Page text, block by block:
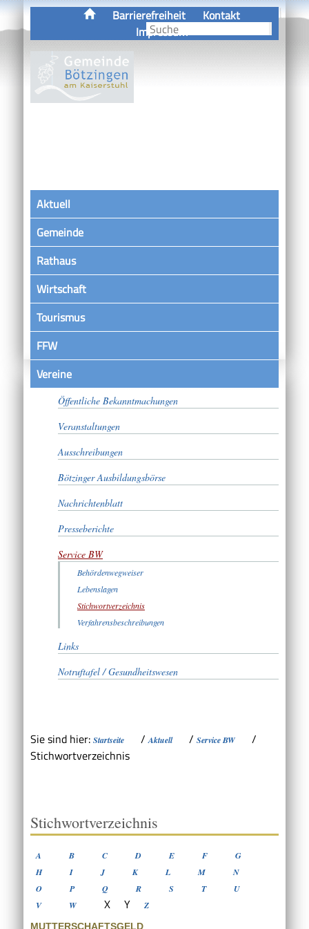
Barrierefreiheit
Kontakt
Impressum
Aktuell
Gemeinde
Rathaus
Wirtschaft
Tourismus
FFW
VereineSatzungen
Öffentliche Bekanntmachungen
Veranstaltungen
Ausschreibungen
Bötzinger Ausbildungsbörse
Nachrichtenblatt
Presseberichte
Service BW
Behördenwegweiser
Lebenslagen
Stichwortverzeichnis
Verfahrensbeschreibungen
Links
Notruftafel / Gesundheitswesen
Sie sind hier: Startseite /Aktuell / Service BW
/
Stichwortverzeichnis
Stichwortverzeichnis
A B C D E F
G
H
I J K L M
N
O
P Q R S T
U
V
W X Y Z
MUTTERSCHAFTSGELD